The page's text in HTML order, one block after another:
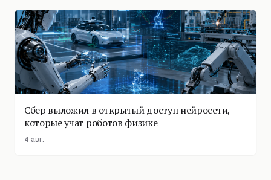
Сбер выложил в открытый доступ нейросети,
которые учат роботов физике
4 авг.